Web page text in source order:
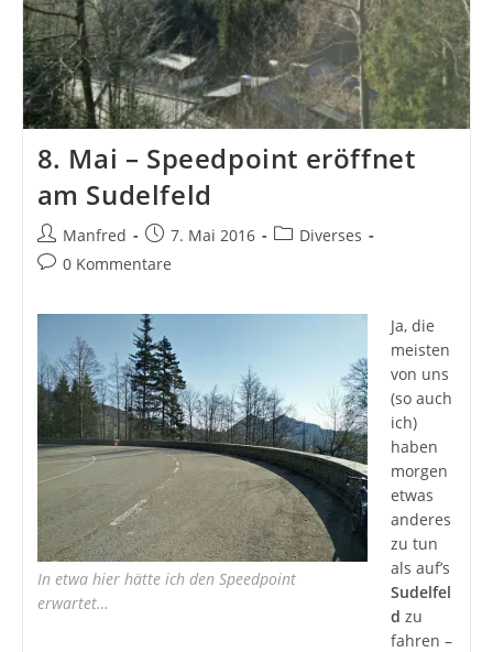
8. Mai – Speedpoint eröffnet
am Sudelfeld
Beitrags-
Autor:
Manfred
Beitrag
veröffentlicht:
7. Mai 2016
Beitrags-
Diverses
Beitrags-
0 Kommentare
In etwa hier hätte ich den Speedpoint
erwartet…
Ja, die
meisten
von uns
(so auch
ich)
haben
morgen
etwas
anderes
zu tun
als auf’s
Sudelfel
d zu
fahren –